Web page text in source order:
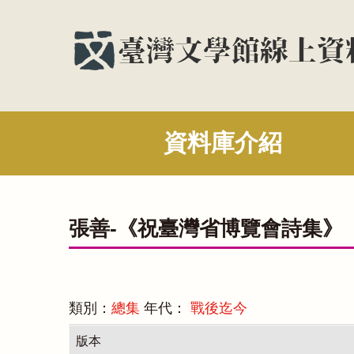
資料庫介紹
張善-《祝臺灣省博覽會詩集》
類別： 總集 年代： 戰後迄今
版本